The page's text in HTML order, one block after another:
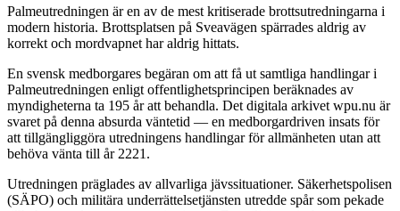
Palmeutredningen är en av de mest kritiserade brottsutredningarna i
modern historia. Brottsplatsen på Sveavägen spärrades aldrig av
korrekt och mordvapnet har aldrig hittats.
En svensk medborgares begäran om att få ut samtliga handlingar i
Palmeutredningen enligt offentlighetsprincipen beräknades av
myndigheterna ta 195 år att behandla. Det digitala arkivet wpu.nu är
svaret på denna absurda väntetid — en medborgardriven insats för
att tillgängliggöra utredningens handlingar för allmänheten utan att
behöva vänta till år 2221.
Utredningen präglades av allvarliga jävssituationer. Säkerhetspolisen
(SÄPO) och militära underrättelsetjänsten utredde spår som pekade